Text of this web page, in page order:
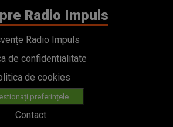
Radio Impuls
Radio Impuls
de confidentialitate
de cookies
preferințele
Contact